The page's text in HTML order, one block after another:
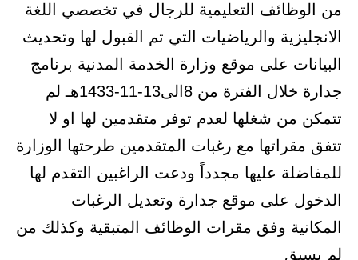
من الوظائف التعليمية للرجال في تخصصي اللغة
الانجليزية والرياضيات التي تم القبول لها وتحديث
البيانات على موقع وزارة الخدمة المدنية برنامج
جدارة خلال الفترة من 8الى13-11-1433هـ لم
تتمكن من شغلها لعدم توفر متقدمين لها او لا
تتفق مقراتها مع رغبات المتقدمين طرحتها الوزارة
للمفاضلة عليها مجدداً ودعت الراغبين التقدم لها
الدخول على موقع جدارة وتعديل الرغبات
المكانية وفق مقرات الوظائف المتبقية وكذلك من
لم يسبق